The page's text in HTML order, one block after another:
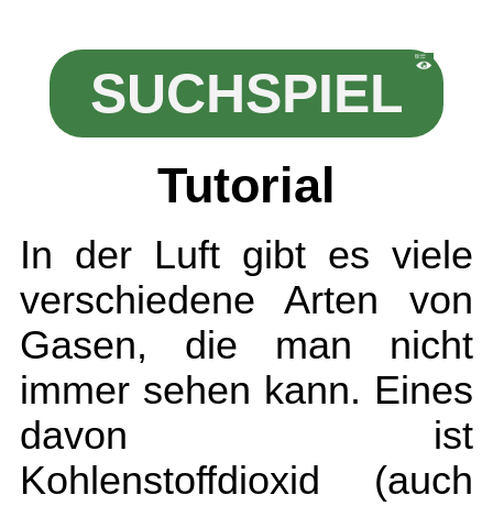
SUCHSPIEL
Tutorial
In der Luft gibt es viele
verschiedene Arten von
Gasen, die man nicht
immer sehen kann. Eines
davon ist
Kohlenstoffdioxid (auch